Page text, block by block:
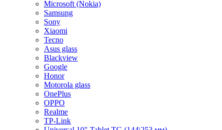
Microsoft (Nokia)
Samsung
Sony
Xiaomi
Tecno
Asus glass
Blackview
Google
Honor
Motorola glass
OnePlus
OPPO
Realme
TP-Link